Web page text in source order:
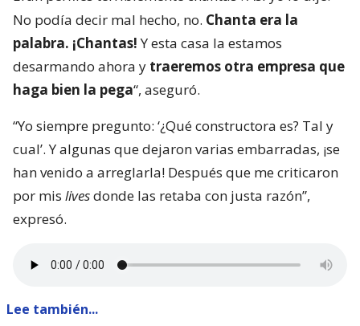
No podía decir mal hecho, no. Chanta era la
palabra. ¡Chantas!Y esta casa la estamos
desarmando ahora y traeremos otra empresa que
haga bien la pega“, aseguró.
“Yo siempre pregunto: ‘¿Qué constructora es? Tal y
cual’. Y algunas que dejaron varias embarradas, ¡se
han venido a arreglarla! Después que me criticaron
por mis livesdonde las retaba con justa razón”,
expresó.
Lee también...